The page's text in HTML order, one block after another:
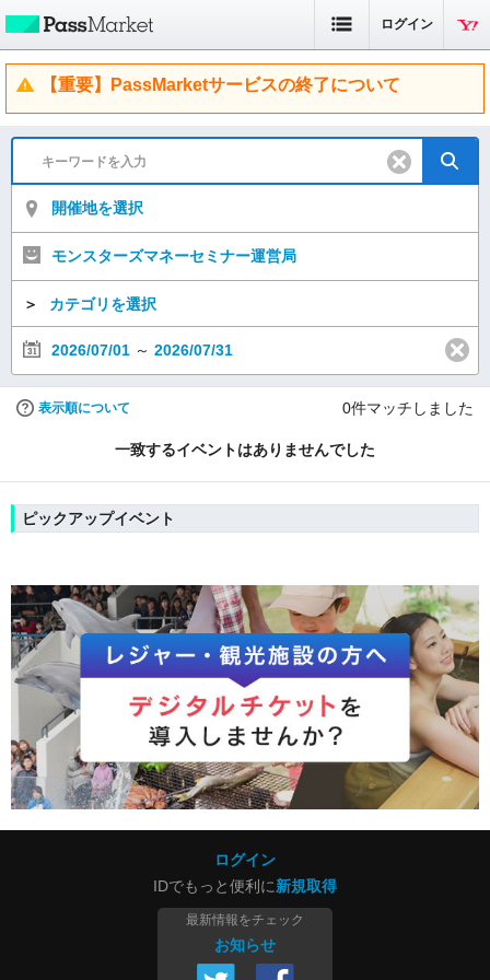
ログイン
【重要】PassMarketサービスの終了について
開催地を選択
モンスターズマネーセミナー運営局
＞ カテゴリを選択
2026/07/01 ～ 2026/07/31
表示順について 0件マッチしました
一致するイベントはありませんでした
ピックアップイベント
ログイン
IDでもっと便利に新規取得
最新情報をチェック
お知らせ